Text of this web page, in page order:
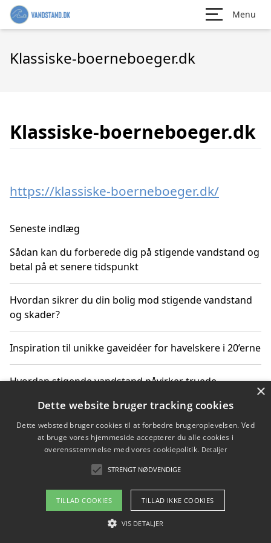
Menu
Klassiske-boerneboeger.dk
Klassiske-boerneboeger.dk
https://klassiske-boerneboeger.dk/
Seneste indlæg
Sådan kan du forberede dig på stigende vandstand og
betal på et senere tidspunkt
Hvordan sikrer du din bolig mod stigende vandstand
og skader?
Inspiration til unikke gaveidéer for havelskere i 20’erne
Hvordan stigende vandstand påvirker truede
Sådan vælger du de bedste vandrerygsække til
vandreture i Danmark
Copyright 2026 - Pilanto Aps
Om / kontakt
×
Dette website bruger tracking cookies
Dette websted bruger cookies til at forbedre brugeroplevelsen. Ved
at bruge vores hjemmeside accepterer du alle cookies i
overensstemmelse med vores cookiepolitik. Detaljer
STRENGT NØDVENDIGE
TILLAD COOKIES TILLAD IKKE COOKIES
VIS DETALJER